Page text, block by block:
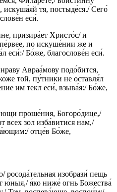
искуша́яй тя, постыде́ся./ Сего́
еси́.
призира́ет Христо́с/ и
по искуше́нии же и
еси́:/ Бо́же, благослове́н еси́.
Авраа́мову подо́бится,
той, пу́тники не оставля́л
им текл еси́, взыва́я:/ Бо́же,
проше́ния, Богоро́дице,/
зол изба́витися нам,/
отце́в Бо́же,
росода́тельная изобрази́ пещь
ю́ныя,/ я́ко ниже́ огнь Божества́